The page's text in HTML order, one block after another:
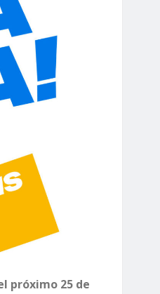
próximo 25 de